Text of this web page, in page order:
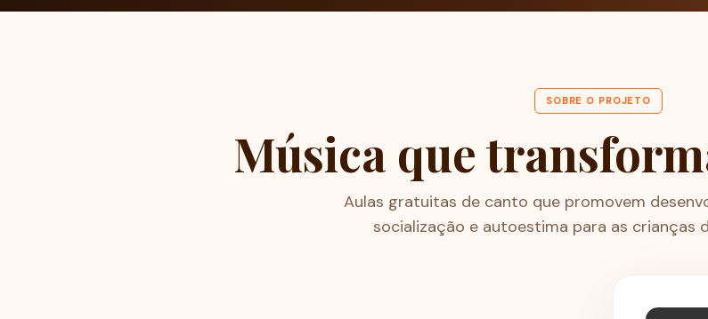
SOBRE O PROJETO
Música que
Aulas gratuitas de canto que promovem
socialização e autoestima para as crianças